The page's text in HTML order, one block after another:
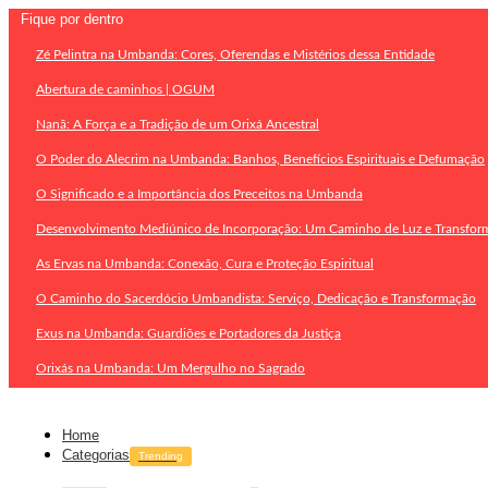
Fique por dentro
Zé Pelintra na Umbanda: Cores, Oferendas e Mistérios dessa Entidade
Abertura de caminhos | OGUM
Nanã: A Força e a Tradição de um Orixá Ancestral
O Poder do Alecrim na Umbanda: Banhos, Benefícios Espirituais e Defumação
O Significado e a Importância dos Preceitos na Umbanda
Desenvolvimento Mediúnico de Incorporação: Um Caminho de Luz e
As Ervas na Umbanda: Conexão, Cura e Proteção Espiritual
O Caminho do Sacerdócio Umbandista: Serviço, Dedicação e Transformação
Exus na Umbanda: Guardiões e Portadores da Justiça
Orixás na Umbanda: Um Mergulho no Sagrado
Home
Categorias
Trending